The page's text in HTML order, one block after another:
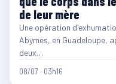
de leur mère
Une opération
Abymes, en Guadeloupe,
deux…
08/07 · 03h16